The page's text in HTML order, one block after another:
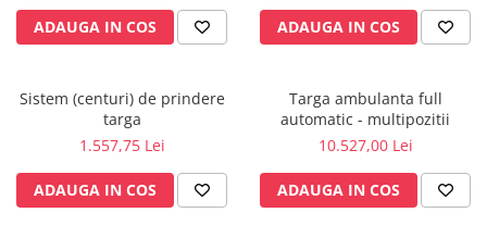
Electrozi ECG / EKG
Sonde TOCO
Vase
Spirometrie
Spirometre
Filtre antibacteriene
ADAUGA IN COS ADAUGA IN COS
Sistem (centuri) de prindere
targa
1.557,75 Lei
ADAUGA IN COS
Targa ambulanta full
automatic - multipozitii
10.527,00 Lei
ADAUGA IN COS